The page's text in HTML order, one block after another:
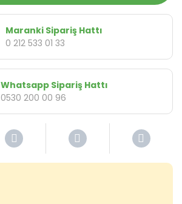
Maranki Sipariş Hattı
0 212 533 01 33
Whatsapp Sipariş Hattı
0530 200 00 96